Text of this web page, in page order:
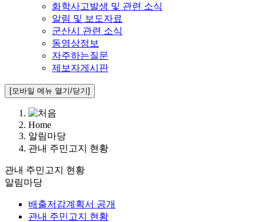
화학사고발생 및 관련 소식
알림 및 보도자료
군산시 관련 소식
동영상정보
자주하는질문
제보자게시판
[모바일 메뉴 열기/닫기]
Home
알림마당
관내 주민고지 현황
관내 주민고지 현황
알림마당
배출저감계획서 공개
관내 주민고지 현황